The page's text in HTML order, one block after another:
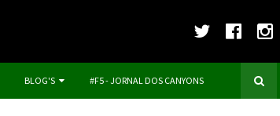
BLOG'S #F5 - JORNAL DOS CANYONS